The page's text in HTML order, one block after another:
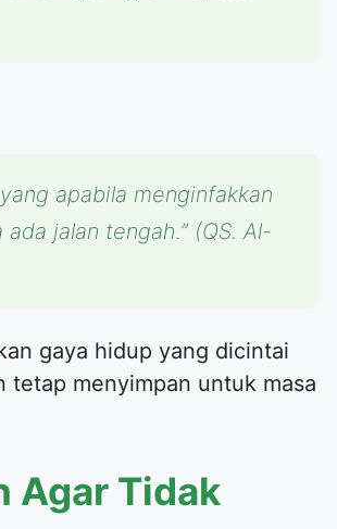
apabila menginfakkan
jalan tengah.” (QS. Al-
gaya hidup yang dicintai
tetap menyimpan untuk masa
Agar Tidak